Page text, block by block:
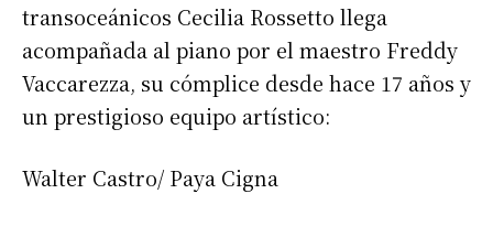
transoceánicos Cecilia Rossetto llega
acompañada al piano por el maestro Freddy
Vaccarezza, su cómplice desde hace 17 años y
un prestigioso equipo artístico:
Walter Castro/ Paya Cigna